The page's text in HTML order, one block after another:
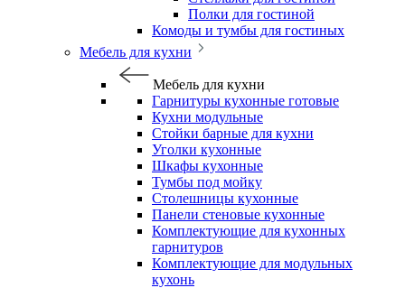
Полки для гостиной
Комоды и тумбы для гостиных
Мебель для кухни
Мебель для кухни
Гарнитуры кухонные готовые
Кухни модульные
Стойки барные для кухни
Уголки кухонные
Шкафы кухонные
Тумбы под мойку
Столешницы кухонные
Панели стеновые кухонные
Комплектующие для кухонных
гарнитуров
Комплектующие для модульных
кухонь